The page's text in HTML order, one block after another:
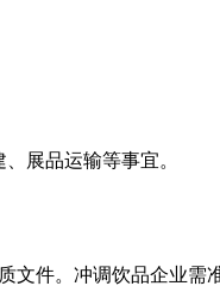
展品运输等事宜。
文件。冲调饮品企业需